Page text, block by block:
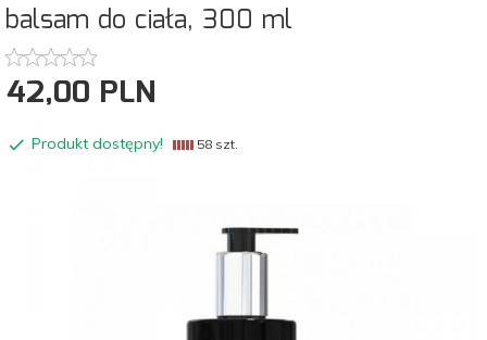
balsam do ciała, 300 ml
42,00 PLN
Produkt dostępny! 58 szt.